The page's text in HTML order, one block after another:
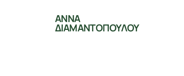
ΑΝΝΑ
ΔΙΑΜΑΝΤΟΠΟΥΛΟΥ